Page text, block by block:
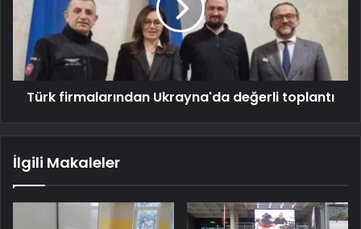
Türk firmalarından Ukrayna'da değerli toplantı
İlgili Makaleler